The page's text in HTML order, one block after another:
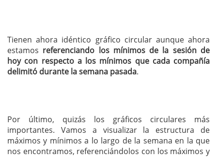
Tienen ahora idéntico gráfico circular aunque ahora
estamos referenciando los mínimos de la sesión de
hoy con respecto a los mínimos que cada compañía
delimitó durante la semana pasada.
Por último, quizás los gráficos circulares más
importantes. Vamos a visualizar la estructura de
máximos y mínimos a lo largo de la semana en la que
nos encontramos, referenciándolos con los máximos y